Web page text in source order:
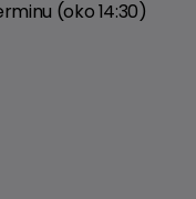
(oko 14:30)